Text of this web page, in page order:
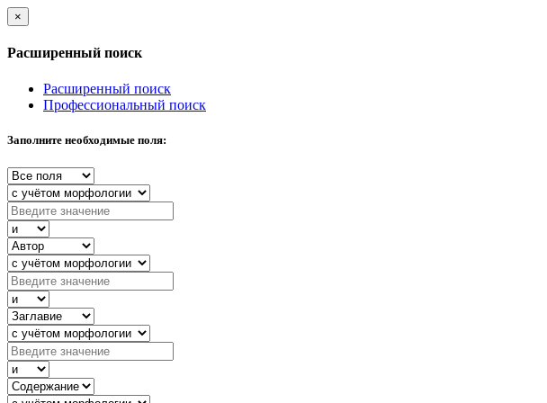
×
Расширенный поиск
Расширенный поиск
Профессиональный поиск
Заполните необходимые поля: